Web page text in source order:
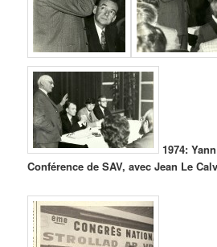
1974:
Conférence de SAV, avec Jean Le